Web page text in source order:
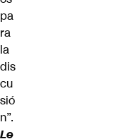
pa
ra
la
dis
cu
sió
n”.
Le